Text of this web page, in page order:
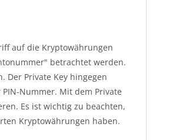
auf die Kryptowährungen
betrachtet werden.
Der Private Key hingegen
Nummer. Mit dem Private
Es ist wichtig zu beachten,
Kryptowährungen haben.